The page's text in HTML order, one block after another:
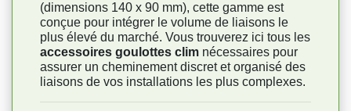
(dimensions 140 x 90 mm), cette gamme est
conçue pour intégrer le volume de liaisons le
plus élevé du marché. Vous trouverez ici tous les
accessoires goulottes clim nécessaires pour
assurer un cheminement discret et organisé des
liaisons de vos installations les plus complexes.